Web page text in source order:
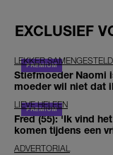
EXCLUSIEF
LEKKER SAMENGESTELD
Stiefmoeder Naomi
moeder wil niet dat
LIEVE HELEEN
Fred (55): 'Ik vind
komen tijdens een
ADVERTORIAL